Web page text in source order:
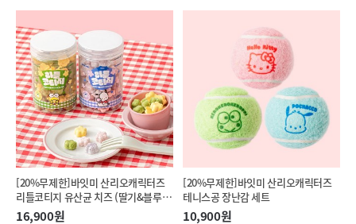
[20%무제한]바잇미 산리오캐릭터즈
리틀코티지 유산균 치즈 (딸기&블루베
리/단호박&브로콜리)
16,900원
[20%무제한]바잇미 산리오캐릭터즈
테니스공 장난감 세트
10,900원